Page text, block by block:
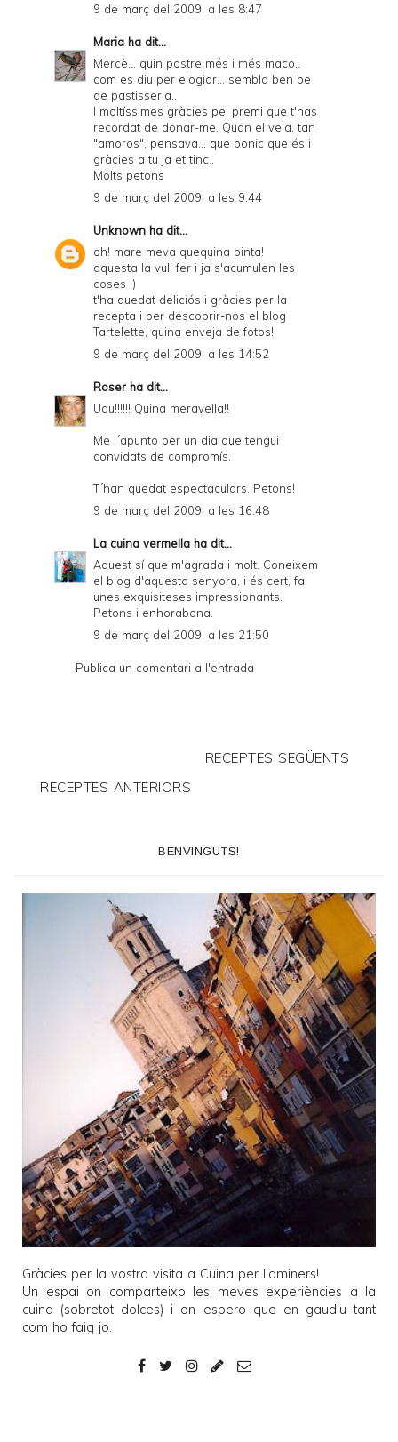
9 de març del 2009, a les 8:47
Maria ha dit...
Mercè... quin postre més i més maco..
com es diu per elogiar... sembla ben be
de pastisseria..
I moltíssimes gràcies pel premi que t'has
recordat de donar-me. Quan el veia, tan
"amoros", pensava... que bonic que és i
gràcies a tu ja et tinc..
Molts petons
9 de març del 2009, a les 9:44
Unknown ha dit...
oh! mare meva quequina pinta!
aquesta la vull fer i ja s'acumulen les
coses ;)
t'ha quedat deliciós i gràcies per la
recepta i per descobrir-nos el blog
Tartelette, quina enveja de fotos!
9 de març del 2009, a les 14:52
Roser ha dit...
Uau!!!!!! Quina meravella!!
Me l´apunto per un dia que tengui
convidats de compromís.
T´han quedat espectaculars. Petons!
9 de març del 2009, a les 16:48
La cuina vermella ha dit...
Aquest sí que m'agrada i molt. Coneixem
el blog d'aquesta senyora, i és cert, fa
unes exquisiteses impressionants.
Petons i enhorabona.
9 de març del 2009, a les 21:50
Publica un comentari a l'entrada
RECEPTES SEGÜENTS
RECEPTES ANTERIORS
BENVINGUTS!
Gràcies per la vostra visita a Cuina per llaminers!
Un espai on comparteixo les meves experiències a la
cuina (sobretot dolces) i on espero que en gaudiu tant
com ho faig jo.